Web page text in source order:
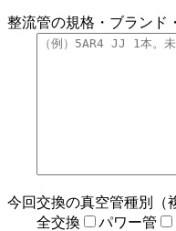
整流管の規格・ブランド
今回交換の真空管種別（
全交換
パワー管